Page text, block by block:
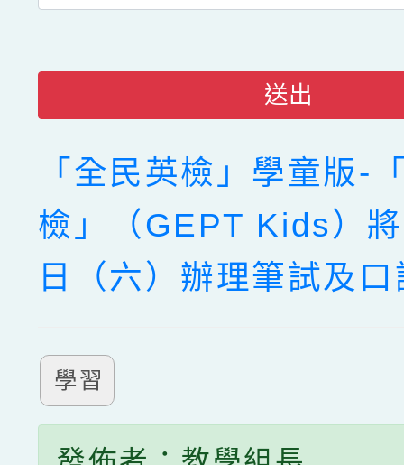
送出
「全民英檢」學童版-
檢」（GEPT Kids）
日（六）辦理筆試及
學習